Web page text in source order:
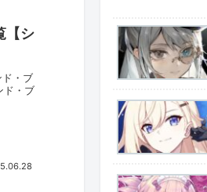
【シ
ド・ブ
ド・ブ